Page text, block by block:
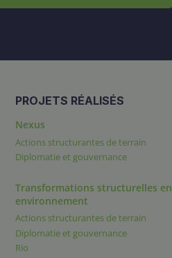
PROJETS RÉALISÉS
Nexus
Actions structurantes de terrain
Diplomatie et gouvernance
Transformations structurelles en
environnement
Actions structurantes de terrain
Diplomatie et gouvernance
Rio